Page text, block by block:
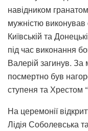
навідником
мужністю виконував
Київській та
під час виконання
Валерій загинув. За
посмертно був
ступеня та Хрестом
На церемонії
Лідія Соболевська